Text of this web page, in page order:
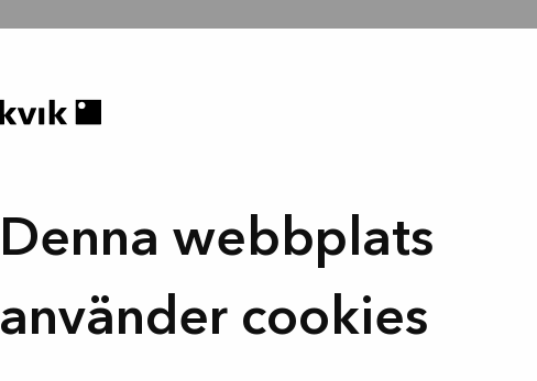
Denna webbplats
använder cookies